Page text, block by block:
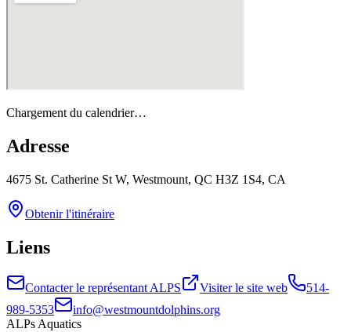
Chargement du calendrier…
Adresse
4675 St. Catherine St W, Westmount, QC H3Z 1S4, CA
Obtenir l'itinéraire
Liens
Contacter le représentant ALPS Visiter le site web
514-
989-5353
info@westmountdolphins.org
ALPs Aquatics